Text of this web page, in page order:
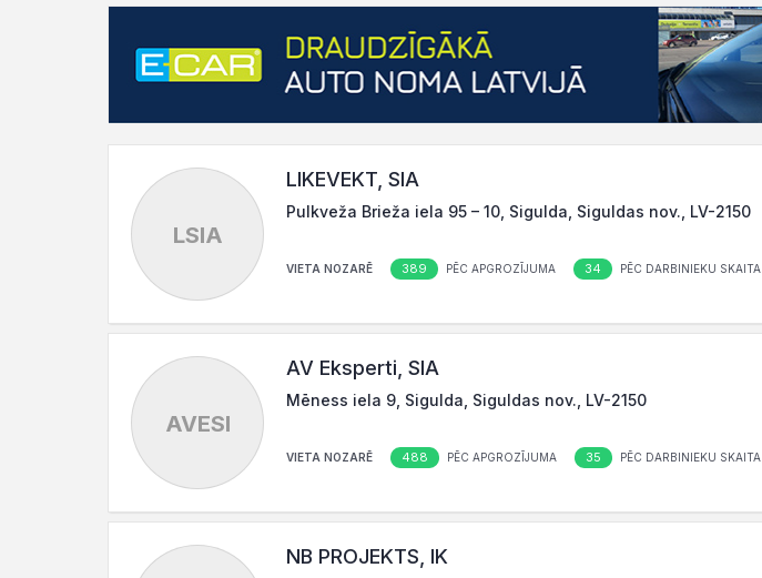
LSIA
LIKEVEKT, SIA
Pulkveža Brieža iela 95 – 10, Sigulda, Siguldas nov., LV-2150
VIETA NOZARĒ 389 PĒC APGROZĪJUMA 34 PĒC DARBINIEKU SKAITA
AVESI
AV Eksperti, SIA
Mēness iela 9, Sigulda, Siguldas nov., LV-2150
VIETA NOZARĒ 488 PĒC APGROZĪJUMA 35 PĒC DARBINIEKU SKAITA
NB PROJEKTS, IK